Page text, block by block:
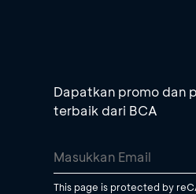
Dapatkan promo dan
terbaik dari BCA
This page is protected by